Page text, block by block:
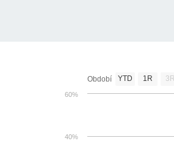
40%
60%
Období YTD 1R 3R